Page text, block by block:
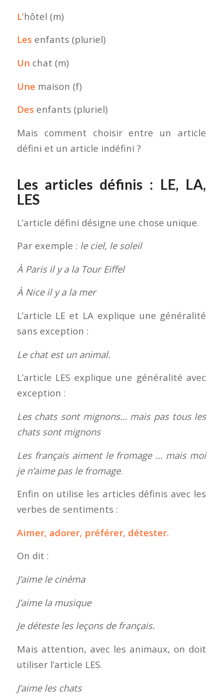
L’hôtel (m)
Lesenfants (pluriel)
Un chat (m)
Une maison (f)
Desenfants (pluriel)
Mais comment choisir entre un article
défini et un article indéfini ?
Les articles définis : LE, LA,
LES
L’article défini désigne une chose unique.
Par exemple : le ciel, le soleil
À Paris il y a la Tour Eiffel
À Nice il y a la mer
L’article LE et LA explique une généralité
sans exception :
Le chat est un animal.
L’article LES explique une généralité avec
exception :
Les chats sont mignons… mais pas tous les
chats sont mignons
Les français aiment le fromage … mais moi
je n’aime pas le fromage.
Enfin on utilise les articles définis avec les
verbes de sentiments :
Aimer, adorer, préférer, détester.
On dit :
J’aime le cinéma
J’aime la musique
Je déteste les leçons de français.
Mais attention, avec les animaux, on doit
utiliser l’article LES.
J’aime les chats